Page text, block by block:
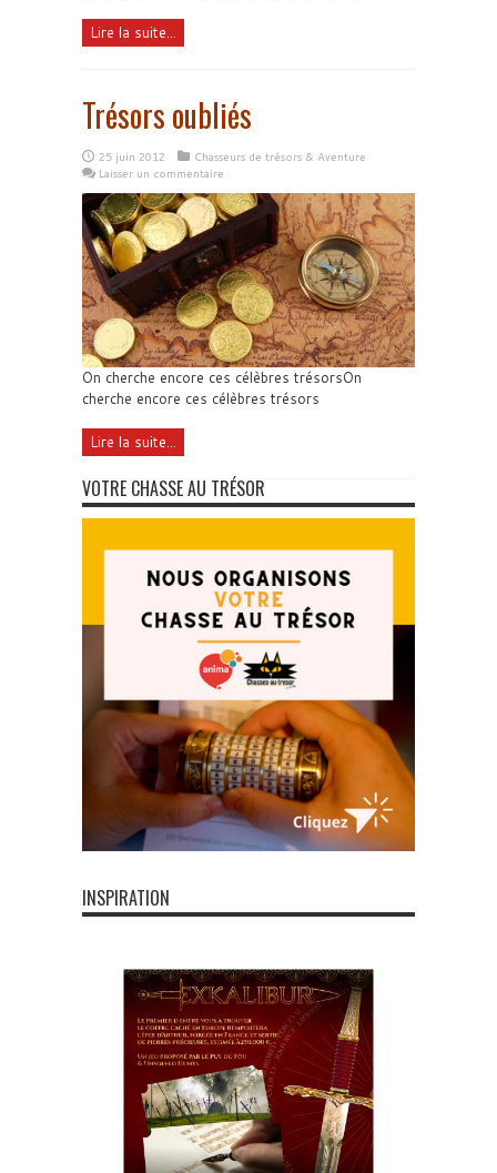
Lire la suite...
Trésors oubliés
25 juin 2012
Chasseurs de trésors & Aventure
Laisser un commentaire
On cherche encore ces célèbres trésorsOn
cherche encore ces célèbres trésors
Lire la suite...
VOTRE CHASSE AU TRÉSOR
INSPIRATION